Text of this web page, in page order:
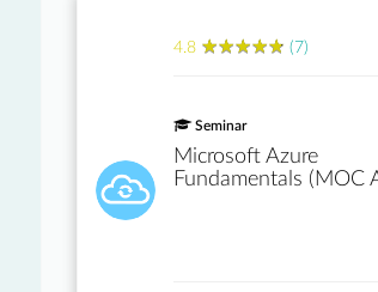
4.8 ★★★★★
★★★★★ (7)
Seminar
Microsoft Azure
Fundamentals (MOC